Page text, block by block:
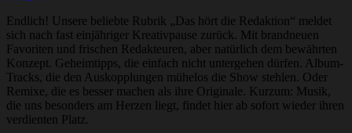
Endlich! Unsere beliebte Rubrik „Das hört die Redaktion“ meldet
sich nach fast einjähriger Kreativpause zurück. Mit brandneuen
Favoriten und frischen Redakteuren, aber natürlich dem bewährten
Konzept. Geheimtipps, die einfach nicht untergehen dürfen. Album-
Tracks, die den Auskopplungen mühelos die Show stehlen. Oder
Remixe, die es besser machen als ihre Originale. Kurzum: Musik,
die uns besonders am Herzen liegt, findet hier ab sofort wieder ihren
verdienten Platz.